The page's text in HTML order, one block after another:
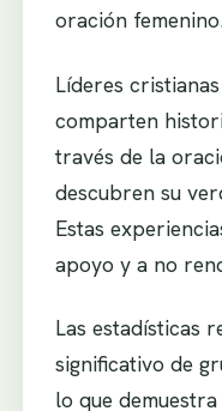
oración
Líderes
comparten
través de la
descubren su
Estas
apoyo y a no
Las estadísticas
significativo de
lo que